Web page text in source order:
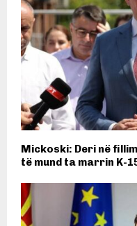
Mickoski: Deri në
të mund ta marrin K-